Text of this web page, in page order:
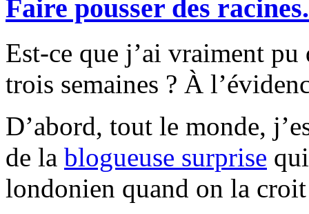
Faire pousser des racines.
Est-ce que j’ai vraiment
trois semaines ? À
D’abord, tout le monde,
de la blogueuse surprise
londonien quand on la